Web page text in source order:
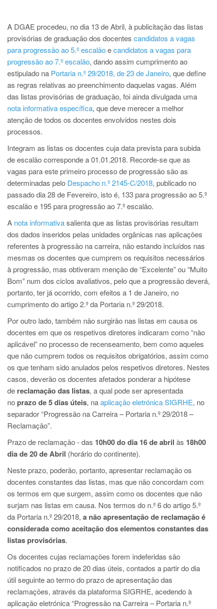
A DGAE procedeu, no dia 13 de Abril, à publicitação das listas
provisórias de graduação dos docentes candidatos a vagas
para progressão ao 5.º escalãoecandidatos a vagas para
progressão ao 7.º escalão, dando assim cumprimento ao
estipulado na Portaria n.º 29/2018, de 23 de Janeiro, que define
as regras relativas ao preenchimento daquelas vagas. Além
das listas provisórias de graduação, foi ainda divulgada uma
nota informativa específica, que deve merecer a melhor
atenção de todos os docentes envolvidos nestes dois
processos.
Integram as listas os docentes cuja data prevista para subida
de escalão corresponde a 01.01.2018. Recorde-se que as
vagas para este primeiro processo de progressão são as
determinadas pelo Despacho n.º 2145-C/2018, publicado no
passado dia 28 de Fevereiro, isto é, 133 para progressão ao 5.º
escalão e 195 para progressão ao 7.º escalão.
A nota informativasalienta que as listas provisórias resultam
dos dados inseridos pelas unidades orgânicas nas aplicações
referentes à progressão na carreira, não estando incluídos nas
mesmas os docentes que cumprem os requisitos necessários
à progressão, mas obtiveram menção de “Excelente” ou “Muito
Bom” num dos ciclos avaliativos, pelo que a progressão deverá,
portanto, ter já ocorrido, com efeitos a 1 de Janeiro, no
cumprimento do artigo 2.º da Portaria n.º 29/2018.
Por outro lado, também não surgirão nas listas em causa os
docentes em que os respetivos diretores indicaram como “não
aplicável” no processo de recenseamento, bem como aqueles
que não cumprem todos os requisitos obrigatórios, assim como
os que tenham sido anulados pelos respetivos diretores. Nestes
casos, deverão os docentes afetados ponderar a hipótese
de reclamação das listas, a qual pode ser apresentada
noprazo de 5 dias úteis, naaplicação eletrónica SIGRHE, no
separador “Progressão na Carreira – Portaria n.º 29/2018 –
Reclamação”.
Prazo de reclamação - das 10h00 do dia 16 de abril às 18h00
dia de 20 de Abril (horário do continente).
Neste prazo, poderão, portanto, apresentar reclamação os
docentes constantes das listas, mas que não concordam com
os termos em que surgem, assim como os docentes que não
surjam nas listas em causa. Nos termos do n.º 6 do artigo 5.º
da Portaria n.º 29/2018, a não apresentação de reclamação é
considerada como aceitação dos elementos constantes das
listas provisórias.
Os docentes cujas reclamações forem indeferidas são
notificados no prazo de 20 dias úteis, contados a partir do dia
útil seguinte ao termo do prazo de apresentação das
reclamações, através da plataforma SIGRHE, acedendo à
aplicação eletrónica “Progressão na Carreira – Portaria n.º